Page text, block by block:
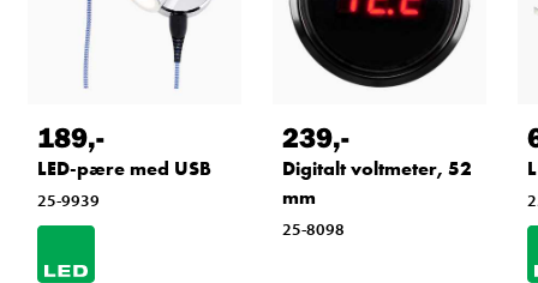
189,-
LED-pære med USB
25-9939
239,-
Digitalt voltmeter, 52
mm
25-8098